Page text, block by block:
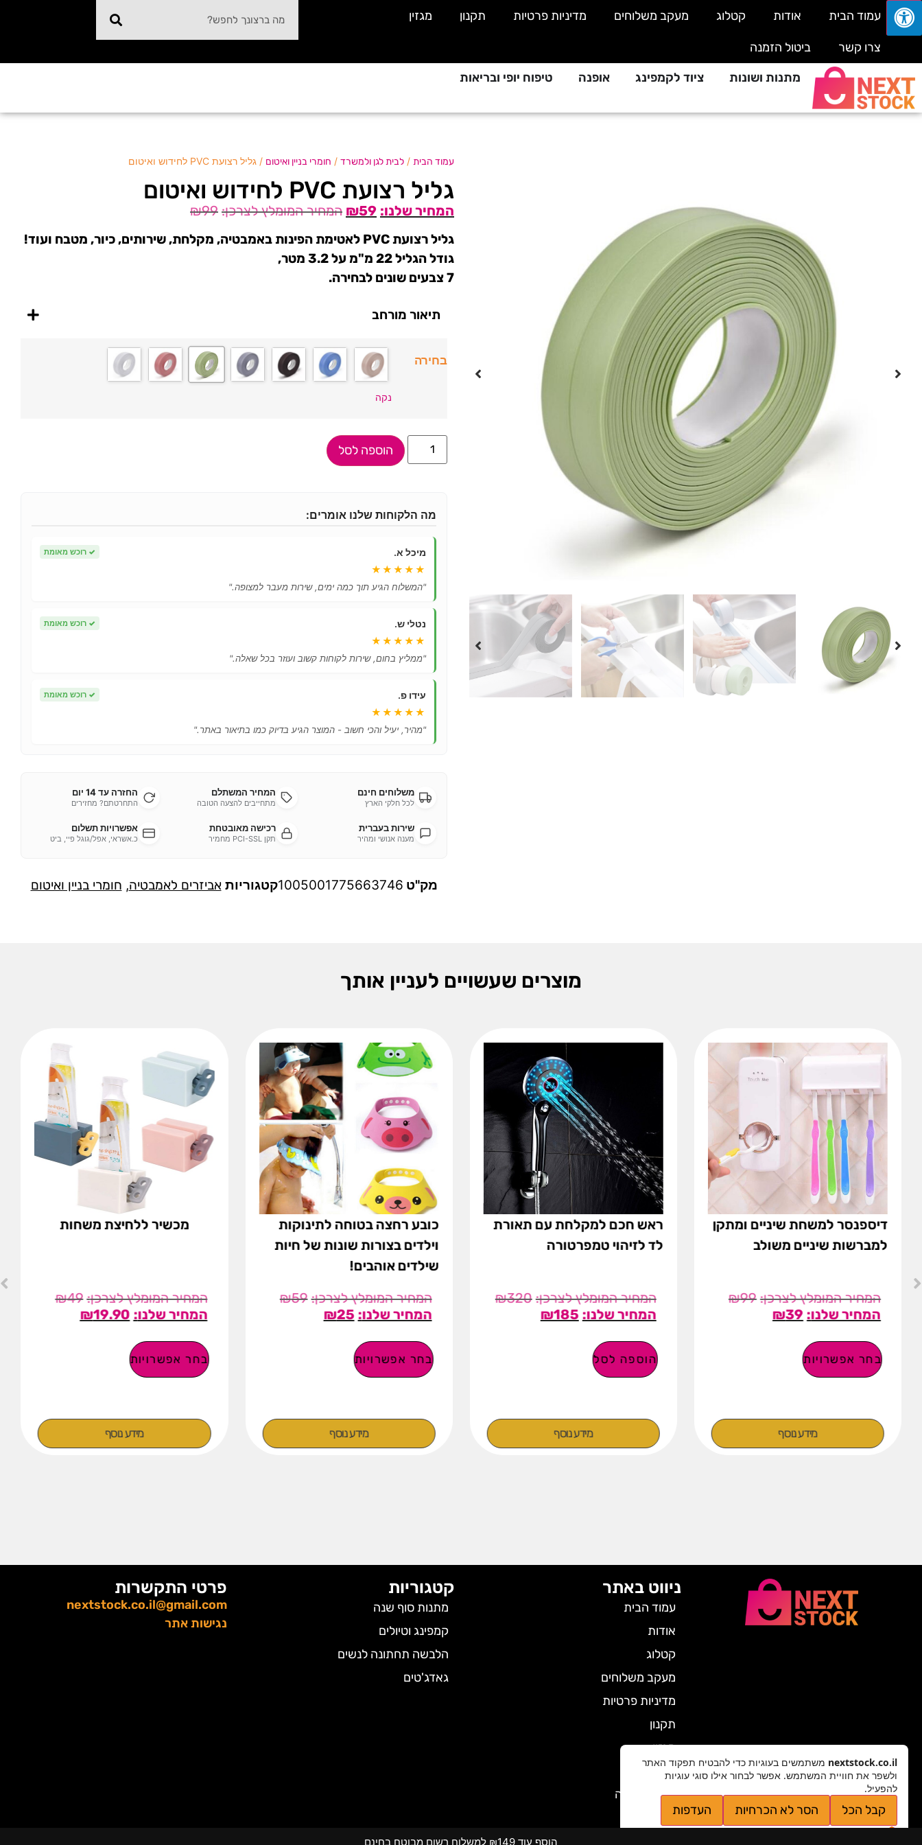
עמוד הבית אודות קטלוג מעקב משלוחים מדיניות פרטיות תקנון מגזין
צרו קשר
ביטול הזמנה
מתנות ושונות
ציוד לקמפינג אופנה טיפוח יופי ובריאות
עמוד הבית / לבית לגן ולמשרד / חומרי בניין ואיטום / גליל רצועת PVC לחידוש ואיטום
גליל רצועת PVC לחידוש ואיטום
₪99 ₪59
גליל רצועת PVC לאטימת הפינות באמבטיה, מקלחת, שירותים, כיור, מטבח ועוד!
גודל הגליל 22 מ"מ על 3.2 מטר,
7 צבעים שונים לבחירה.
תיאור מורחב
בחירה
נקה
הוספה לסל
מה הלקוחות שלנו אומרים:
מיכל א. ✓ רוכש מאומת
★★★★★
"המשלוח הגיע תוך כמה ימים, שירות מעבר למצופה."
נטלי ש. ✓ רוכש מאומת
★★★★★
"ממליץ בחום, שירות לקוחות קשוב ועוזר בכל שאלה."
עידו פ. ✓ רוכש מאומת
★★★★★
"מהיר, יעיל והכי חשוב - המוצר הגיע בדיוק כמו בתיאור באתר."
משלוחים חינם
לכל חלקי הארץ
המחיר המשתלם
מתחייבים להצעה הטובה
החזרה עד 14 יום
התחרטתם? מחזירים
שירות בעברית
מענה אנושי ומהיר
רכישה מאובטחת
תקן PCI-SSL מחמיר
אפשרויות תשלום
כ.אשראי, אפל/גוגל פיי, ביט
מק"ט 1005001775663746קטגוריות אביזרים לאמבטיה, חומרי בניין ואיטום
מוצרים שעשויים לעניין אותך
דיספנסר למשחת שיניים ומתקן
למברשות שיניים משולב
₪99
₪39
בחר אפשרויות
מידע נוסף
ראש חכם למקלחת עם תאורת
לד לזיהוי טמפרטורה
₪320
₪185
הוספה לסל
מידע נוסף
כובע רחצה בטוחה לתינוקות
וילדים בצורות שונות של חיות
שילדים אוהבים!
₪59
₪25
בחר אפשרויות
מידע נוסף
מכשיר ללחיצת משחות
₪49
₪19.90
בחר אפשרויות
מידע נוסף
ניווט באתר
עמוד הבית
אודות
קטלוג
מעקב משלוחים
מדיניות פרטיות
תקנון
מגזין
צרו קשר
ביטול הזמנה
קטגוריות
מתנות סוף שנה
קמפינג וטיולים
הלבשה תחתונה לנשים
גאדג'טים
פרטי התקשרות
nextstock.co.il@gmail.com
נגישות אתר
nextstock.co.il משתמשים בעוגיות כדי להבטיח תפקוד האתר
ולשפר את חוויית המשתמש. אפשר לבחור אילו סוגי עוגיות
להפעיל.
קבל הכל הסר לא הכרחיות העדפות
הוסף עוד ₪149 למשלוח רשום מבוטח בחינם